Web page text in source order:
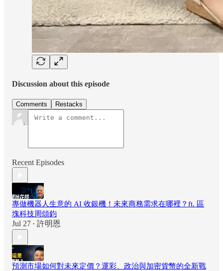
Discussion about this episode
Comments Restacks
Recent Episodes
專做機器人生意的 AI 收銀機！未來商務需求在哪裡？ft. 區
塊科技周頌鈞
Jul 27 • 許明恩
預測市場如何對未來定價？運彩、政治與加密貨幣的全新戰